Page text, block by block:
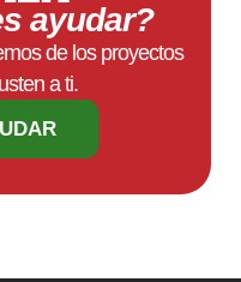
ayudar?
de los proyectos
a ti.